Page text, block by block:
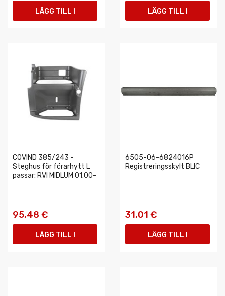
LÄGG TILL I LÄGG TILL I
COVIND 385/243 -
Steghus för förarhytt L
passar: RVI MIDLUM 01.00-
95,48 €
LÄGG TILL I
6505-06-6824016P
Registreringsskylt BLIC
31,01 €
LÄGG TILL I